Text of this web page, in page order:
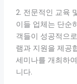
2. 전문적인 교육
이들 업체는 단순
객들이 성공적으
램과 지원을 제공
세미나를 개최하
니다.